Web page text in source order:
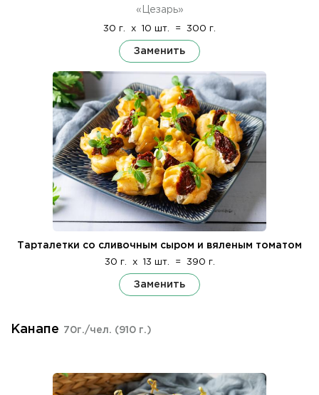
«Цезарь»
30 г. x 10 шт. = 300 г.
Заменить
Тарталетки со сливочным сыром и вяленым томатом
30 г. x 13 шт. = 390 г.
Заменить
Канапе 70г./чел. (910 г.)